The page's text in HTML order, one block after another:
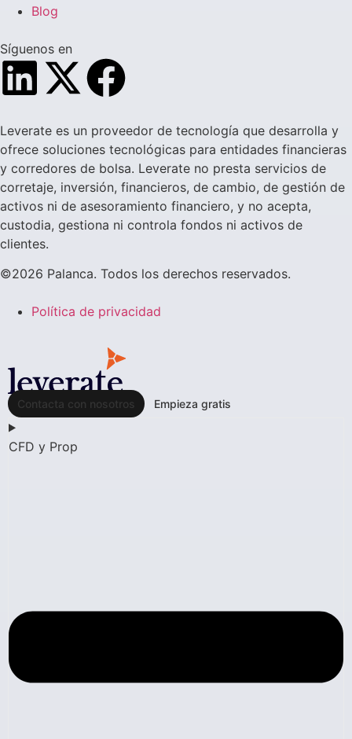
Blog
Síguenos en
Leverate es un proveedor de tecnología que desarrolla y
ofrece soluciones tecnológicas para entidades financieras
y corredores de bolsa. Leverate no presta servicios de
corretaje, inversión, financieros, de cambio, de gestión de
activos ni de asesoramiento financiero, y no acepta,
custodia, gestiona ni controla fondos ni activos de
clientes.
©2026 Palanca. Todos los derechos reservados.
Política de privacidad
Contacta con nosotros Empieza gratis
CFD y Prop